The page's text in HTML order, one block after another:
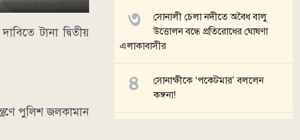
টানা দ্বিতীয়
পুলিশ জলকামান
সোনালী চেলা নদীতে অবৈধ বালু
উত্তোলন বন্ধে প্রতিরোধের ঘোষণা
এলাকাবাসীর
সোনাক্ষীকে ‘পকেটমার’ বললেন
কঙ্গনা!